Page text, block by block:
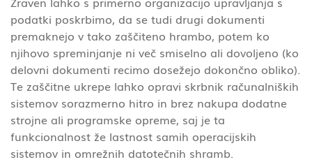
podatki poskrbimo, da se tudi drugi dokumenti
premaknejo v tako zaščiteno hrambo, potem ko
njihovo spreminjanje ni več smiselno ali dovoljeno (ko
delovni dokumenti recimo dosežejo dokončno obliko).
Te zaščitne ukrepe lahko opravi skrbnik računalniških
sistemov sorazmerno hitro in brez nakupa dodatne
strojne ali programske opreme, saj je ta
funkcionalnost že lastnost samih operacijskih
sistemov in omrežnih datotečnih shramb.